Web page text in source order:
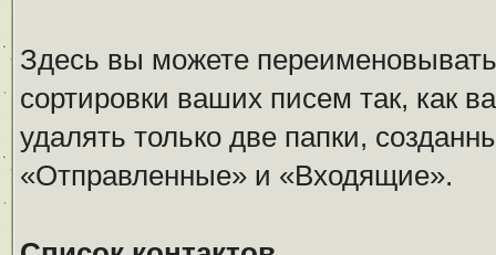
Здесь вы можете
сортировки ваших писем так, как
удалять только две папки,
«Отправленные» и «Входящие».